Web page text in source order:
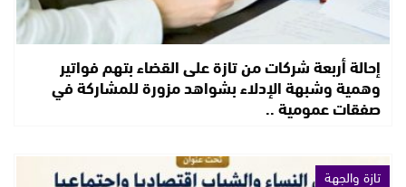
إحالة أربعة شركات من تازة على القضاء بتهم فواتير
وهمية وشبهة الإدلاء بشواهد مزورة للمشاركة في
صفقات عمومية ..
تازة والجهة